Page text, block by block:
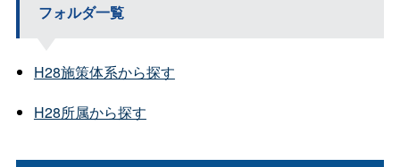
フォルダ一覧
H28施策体系から探す
H28所属から探す